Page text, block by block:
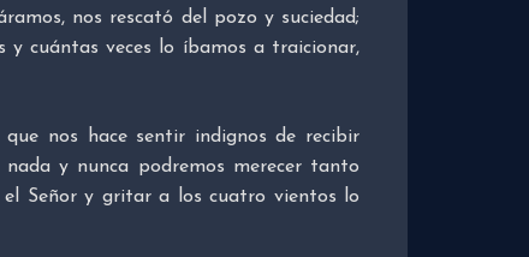
nos rescató del pozo y suciedad;
y cuántas veces lo íbamos a traicionar,
que nos hace sentir indignos de recibir
y nunca podremos merecer tanto
Señor y gritar a los cuatro vientos lo